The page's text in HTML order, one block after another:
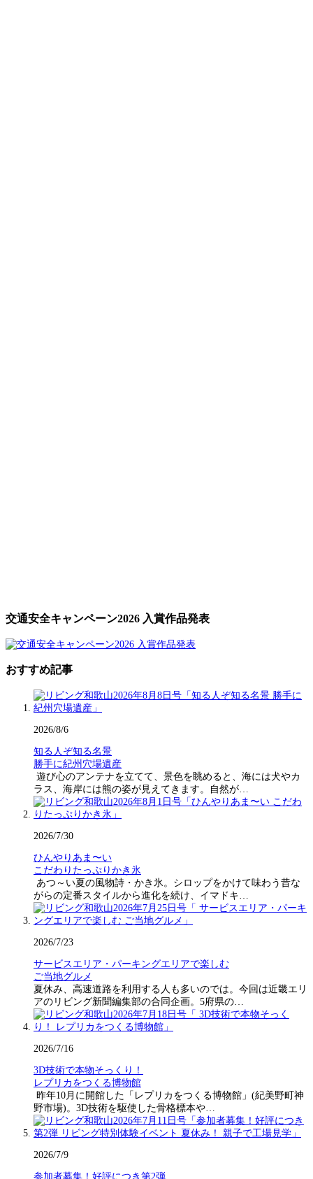
交通安全キャンペーン2026 入賞作品発表
おすすめ記事
2026/8/6
知る人ぞ知る名景
勝手に紀州穴場遺産
遊び心のアンテナを立てて、景色を眺めると、海には犬やカ
ラス、海岸には熊の姿が見えてきます。自然が…
2026/7/30
ひんやりあま〜い
こだわりたっぷりかき氷
あつ～い夏の風物詩・かき氷。シロップをかけて味わう昔な
がらの定番スタイルから進化を続け、イマドキ…
2026/7/23
サービスエリア・パーキングエリアで楽しむ
ご当地グルメ
夏休み、高速道路を利用する人も多いのでは。今回は近畿エリ
アのリビング新聞編集部の合同企画。5府県の…
2026/7/16
3D技術で本物そっくり！
レプリカをつくる博物館
昨年10月に開館した「レプリカをつくる博物館」(紀美野町神
野市場)。3D技術を駆使した骨格標本や…
2026/7/9
参加者募集！好評につき第2弾